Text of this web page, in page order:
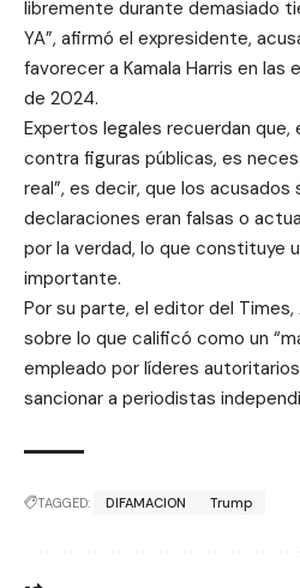
libremente durante demasiado
YA”, afirmó el expresidente,
favorecer a Kamala Harris en
de 2024.
Expertos legales recuerdan que,
contra figuras públicas, es
real”, es decir, que los acusados
declaraciones eran falsas o
por la verdad, lo que constituye
importante.
Por su parte, el editor del Times,
sobre lo que calificó como un
empleado por líderes
sancionar a periodistas
TAGGED: DIFAMACION Trump